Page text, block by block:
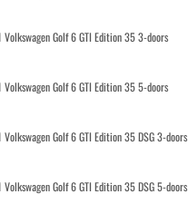
Volkswagen Golf 6 GTI Edition 35 3-doors
Volkswagen Golf 6 GTI Edition 35 5-doors
Volkswagen Golf 6 GTI Edition 35 DSG 3-doors
Volkswagen Golf 6 GTI Edition 35 DSG 5-doors